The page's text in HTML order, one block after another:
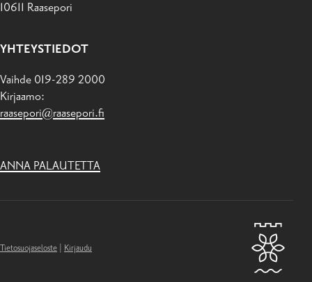
10611 Raasepori
YHTEYSTIEDOT
Vaihde 019-289 2000
Kirjaamo:
raasepori@raasepori.fi
ANNA PALAUTETTA
Tietosuojaseloste Kirjaudu